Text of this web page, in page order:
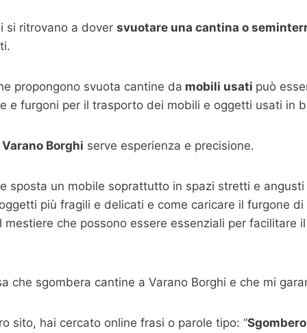
si ritrovano a dover svuotare una cantina o
propongono svuota cantine da mobili usati può
e furgoni per il trasporto dei mobili e oggetti usati in
Borghi serve esperienza e precisione.
sposta un mobile soprattutto in spazi stretti e
più fragili e delicati e come caricare il furgone
che possono essere essenziali per facilitare
che sgombera cantine a Varano Borghi e che mi
sito, hai cercato online frasi o parole tipo: “